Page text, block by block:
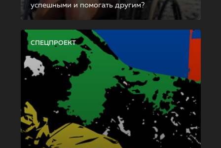
успешными и помогать другим?
СПЕЦПРОЕКТ